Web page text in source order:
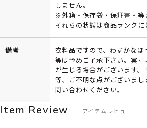
しません。
※外箱・保存袋・保証書・等
それらの状態は商品ランクに
備考
衣料品ですので、わずかなほ
等は予めご了承下さい。実
が生じる場合がございます
等、ご不明な点がございま
問い合わせください。
Item Review アイテムレビュー